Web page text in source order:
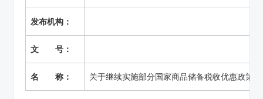
发布机构：
文 号：
名 称： 关于继续实施部分国家商品储备税收优惠政策